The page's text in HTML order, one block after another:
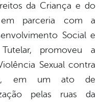
da Criança e do
em parceria com a
Social e
promoveu a
Sexual contra
em um ato de
pelas ruas da